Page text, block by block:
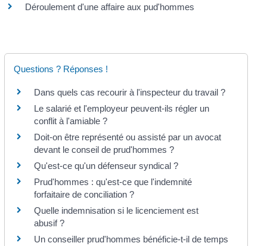
Déroulement d'une affaire aux pud'hommes
Questions ? Réponses !
Dans quels cas recourir à l'inspecteur du travail ?
Le salarié et l'employeur peuvent-ils régler un
conflit à l'amiable ?
Doit-on être représenté ou assisté par un avocat
devant le conseil de prud'hommes ?
Qu'est-ce qu'un défenseur syndical ?
Prud'hommes : qu'est-ce que l'indemnité
forfaitaire de conciliation ?
Quelle indemnisation si le licenciement est
abusif ?
Un conseiller prud'hommes bénéficie-t-il de temps